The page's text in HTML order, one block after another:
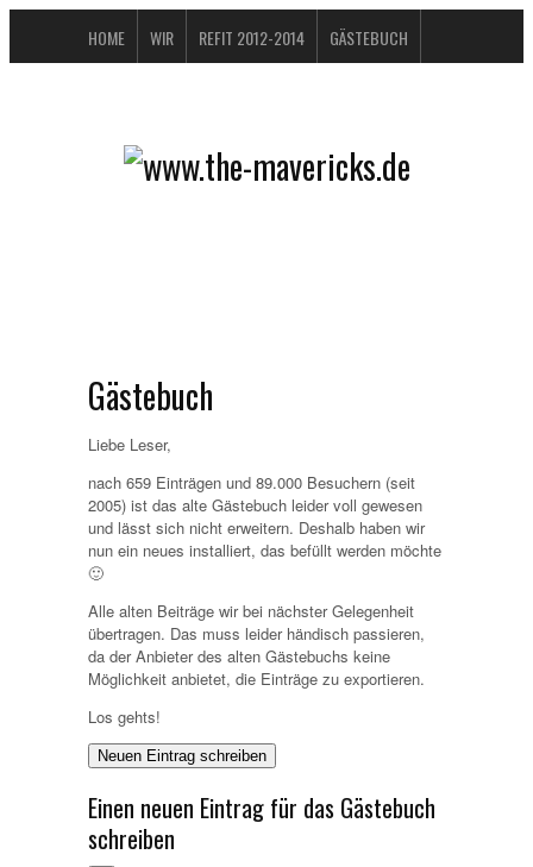
HOME WIR REFIT 2012-2014 GÄSTEBUCH
DATENSCHUTZERKLÄRUNG
Gästebuch
Liebe Leser,
nach 659 Einträgen und 89.000 Besuchern (seit
2005) ist das alte Gästebuch leider voll gewesen
und lässt sich nicht erweitern. Deshalb haben wir
nun ein neues installiert, das befüllt werden möchte
🙂
Alle alten Beiträge wir bei nächster Gelegenheit
übertragen. Das muss leider händisch passieren,
da der Anbieter des alten Gästebuchs keine
Möglichkeit anbietet, die Einträge zu exportieren.
Los gehts!
Einen neuen Eintrag für das Gästebuch
schreiben